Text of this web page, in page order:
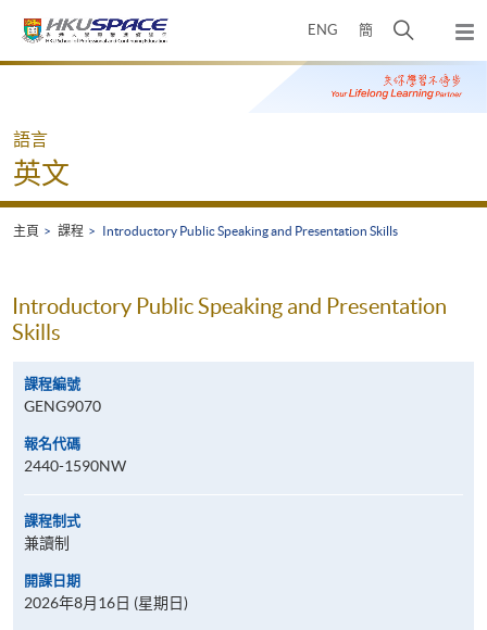
ENG 簡
開
搜
尋
彈
出
主
Main
語言
英文
主頁 課程 Introductory Public Speaking and Presentation Skills
Introductory Public Speaking and Presentation
Skills
課程編號
GENG9070
報名代碼
2440-1590NW
課程制式
兼讀制
開課日期
2026年8月16日 (星期日)